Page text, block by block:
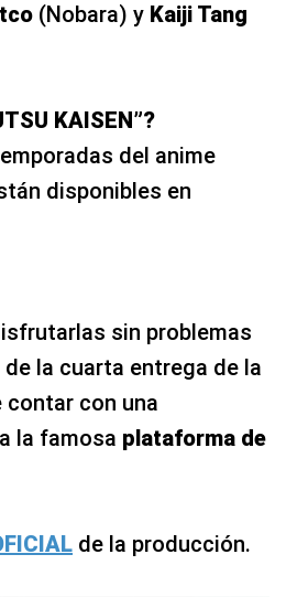
(Nobara) y Kaiji Tang
KAISEN”?
del anime
disponibles en
sin problemas
la cuarta entrega de la
contar con una
la famosa plataforma de
de la producción.